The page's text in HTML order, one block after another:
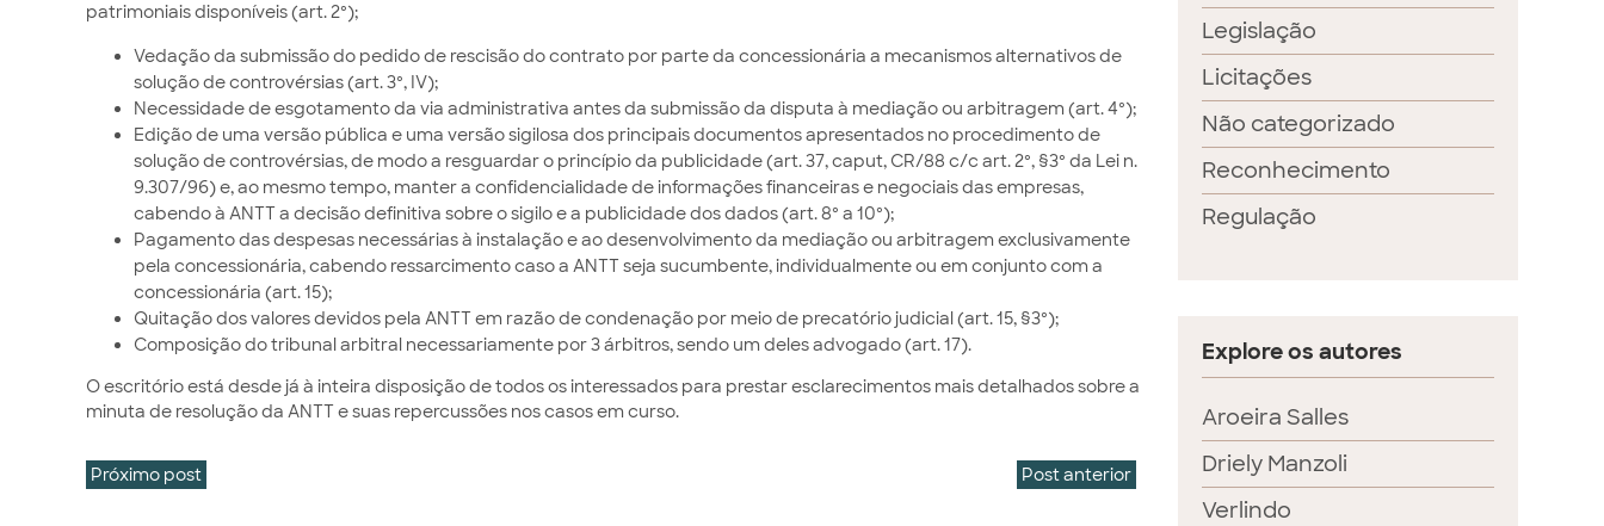
Legislação
Licitações
Não categorizado
Reconhecimento
Regulação
Explore os autores
Aroeira Salles
Driely Manzoli
Verlindo
patrimoniais disponíveis (art. 2º);
Vedação da submissão do pedido de rescisão do contrato por parte da concessionária a mecanismos alternativos de
solução de controvérsias (art. 3º, IV);
Necessidade de esgotamento da via administrativa antes da submissão da disputa à mediação ou arbitragem (art. 4º);
Edição de uma versão pública e uma versão sigilosa dos principais documentos apresentados no procedimento de
solução de controvérsias, de modo a resguardar o princípio da publicidade (art. 37, caput, CR/88 c/c art. 2º, §3º da Lei n.
9.307/96) e, ao mesmo tempo, manter a confidencialidade de informações financeiras e negociais das empresas,
cabendo à ANTT a decisão definitiva sobre o sigilo e a publicidade dos dados (art. 8º a 10º);
Pagamento das despesas necessárias à instalação e ao desenvolvimento da mediação ou arbitragem exclusivamente
pela concessionária, cabendo ressarcimento caso a ANTT seja sucumbente, individualmente ou em conjunto com a
concessionária (art. 15);
Quitação dos valores devidos pela ANTT em razão de condenação por meio de precatório judicial (art. 15, §3º);
Composição do tribunal arbitral necessariamente por 3 árbitros, sendo um deles advogado (art. 17).
O escritório está desde já à inteira disposição de todos os interessados para prestar esclarecimentos mais detalhados sobre a
minuta de resolução da ANTT e suas repercussões nos casos em curso.
Próximo post Post anterior